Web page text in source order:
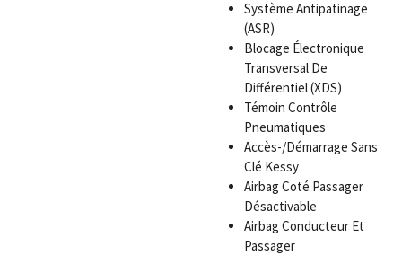
Système Antipatinage
(ASR)
Blocage Électronique
Transversal De
Différentiel (XDS)
Témoin Contrôle
Pneumatiques
Accès-/Démarrage Sans
Clé Kessy
Airbag Coté Passager
Désactivable
Airbag Conducteur Et
Passager